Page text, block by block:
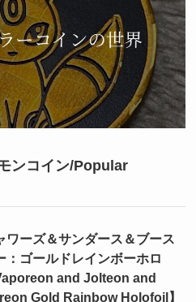
ンコイン/Popular
ワーズ＆サンダース＆ブース
：ゴールドレインボーホロ
and Jolteon and
Gold Rainbow Holofoil】